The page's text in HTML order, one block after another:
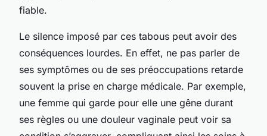
fiable.
Le silence imposé par ces tabous peut avoir des
conséquences lourdes. En effet, ne pas parler de
ses symptômes ou de ses préoccupations retarde
souvent la prise en charge médicale. Par exemple,
une femme qui garde pour elle une gêne durant
ses règles ou une douleur vaginale peut voir sa